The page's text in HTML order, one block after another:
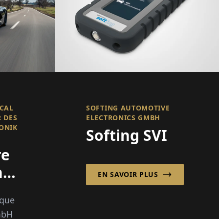
DES
SOFTING AUTOMOTIVE
ELECTRONICS GMBH
Softing SVI
EN SAVOIR PLUS